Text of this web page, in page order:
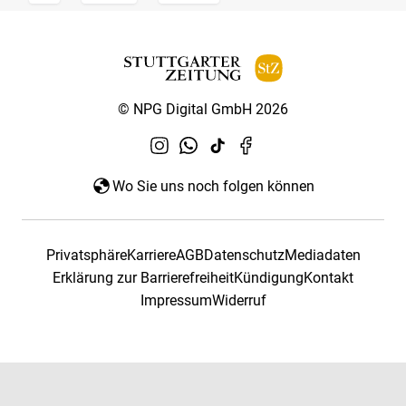
© NPG Digital GmbH 2026
Wo Sie uns noch folgen können
PrivatsphäreKarriereAGBDatenschutzMediadaten
Erklärung zur BarrierefreiheitKündigungKontakt
ImpressumWiderruf